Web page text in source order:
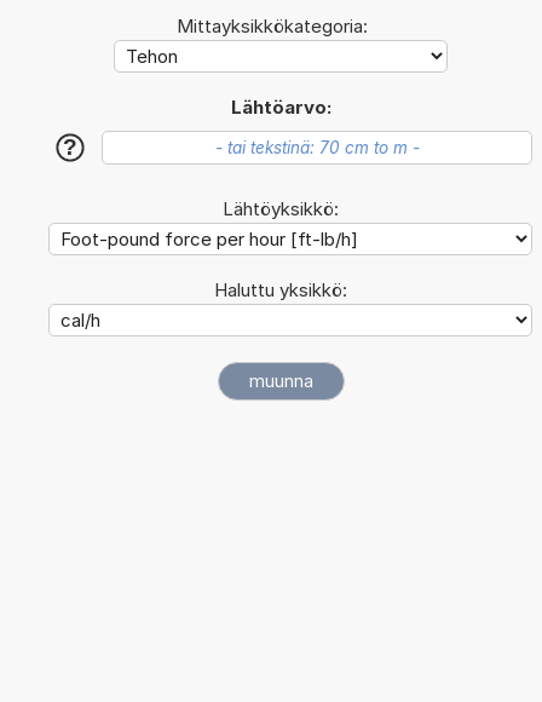
Mittayksikkökategoria:
Lähtöarvo:
?
Lähtöyksikkö:
Haluttu yksikkö: